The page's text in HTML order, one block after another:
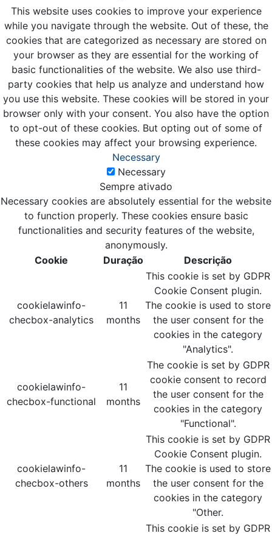
This website uses cookies to improve your experience
while you navigate through the website. Out of these, the
cookies that are categorized as necessary are stored on
your browser as they are essential for the working of
basic functionalities of the website. We also use third-
party cookies that help us analyze and understand how
you use this website. These cookies will be stored in your
browser only with your consent. You also have the option
to opt-out of these cookies. But opting out of some of
these cookies may affect your browsing experience.
Necessary
Necessary
Sempre ativado
Necessary cookies are absolutely essential for the website
to function properly. These cookies ensure basic
functionalities and security features of the website,
anonymously.
Cookie
Duração Descrição
cookielawinfo-
checbox-analytics
11
months
This cookie is set by GDPR
Cookie Consent plugin.
The cookie is used to store
the user consent for the
cookies in the category
"Analytics".
cookielawinfo-
checbox-functional
11
months
The cookie is set by GDPR
cookie consent to record
the user consent for the
cookies in the category
"Functional".
cookielawinfo-
checbox-others
11
months
This cookie is set by GDPR
Cookie Consent plugin.
The cookie is used to store
the user consent for the
cookies in the category
"Other.
This cookie is set by GDPR